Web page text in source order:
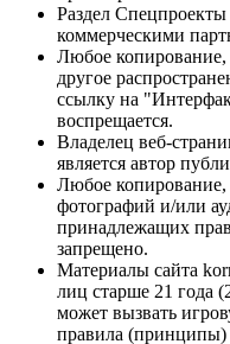
Раздел Спецпроекты
коммерческими
Любое копирование,
другое
ссылку на
воспрещается.
Владелец веб-
является автор
Любое копирование,
фотографий и/или
принадлежащих
запрещено.
Материалы сайта
лиц старше 21 года
может вызвать
правила (принципы)